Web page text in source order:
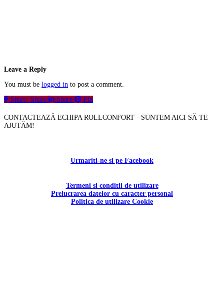
Leave a Reply
You must be logged in to post a comment.
Share Share Share Pin
CONTACTEAZĂ ECHIPA ROLLCONFORT - SUNTEM AICI SĂ TE
AJUTĂM!
Urmariti-ne si pe Facebook
Termeni si conditii de utilizare
Prelucrarea datelor cu caracter personal
Politica de utilizare Cookie